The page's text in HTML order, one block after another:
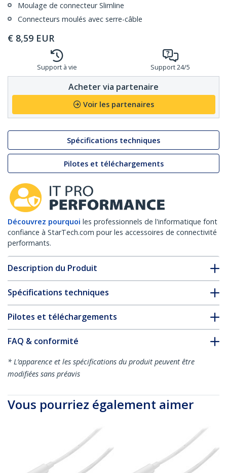
Moulage de connecteur Slimline
Connecteurs moulés avec serre-câble
€ 8,59 EUR
Support à vie Support 24/5
Acheter via partenaire
Voir les partenaires
Spécifications techniques
Pilotes et téléchargements
Découvrez pourquoi les professionnels de l'informatique font
confiance à StarTech.com pour les accessoires de connectivité
performants.
Description du Produit
Spécifications techniques
Pilotes et téléchargements
FAQ & conformité
* L’apparence et les spécifications du produit peuvent être
modifiées sans préavis
Vous pourriez également aimer